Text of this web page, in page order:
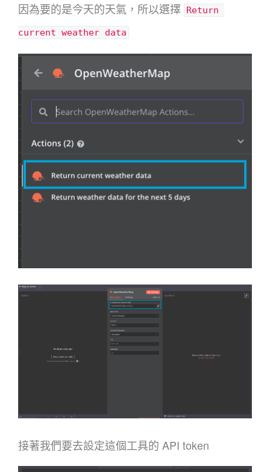
因為要的是今天的天氣，所以選擇 Return
current weather data
接著我們要去設定這個工具的 API token